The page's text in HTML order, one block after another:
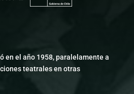
en el año 1958, paralelamente a
teatrales en otras